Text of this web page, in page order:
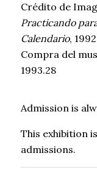
Crédito de
Practicando
Calendario,
Compra del
1993.28
Admission is
This exhibition
admissions.